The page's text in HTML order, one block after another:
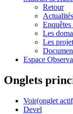
Retour
Actualités
Les
Les
Espace
Onglets
Voir(onglet
Devel